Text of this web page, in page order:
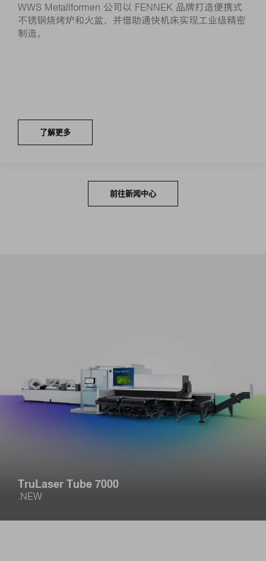
WWS Metallformen 公司以 FENNEK 品牌打造便携式
不锈钢烧烤炉和火盆，并借助通快机床实现工业级精密
制造。
了解更多
前往新闻中心
TruLaser Tube 7000
.NEW